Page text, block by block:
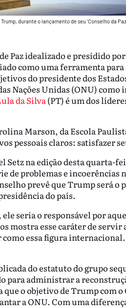
durante o lançamento de seu ‘Conselho da
Paz idealizado e presidido
como uma ferramenta
do presidente dos
Nações Unidas (ONU) como
da Silva(PT) é um dos
Marson, da Escola
pessoais claros: satisfazer
na edição desta quarta-
de problemas e incoerências
prevê que Trump será o
do país.
seria o responsável por
mostra esse caráter de servir
essa figura internacional.
do estatuto do grupo
para administrar a
o objetivo de Trump com
a ONU. Com uma